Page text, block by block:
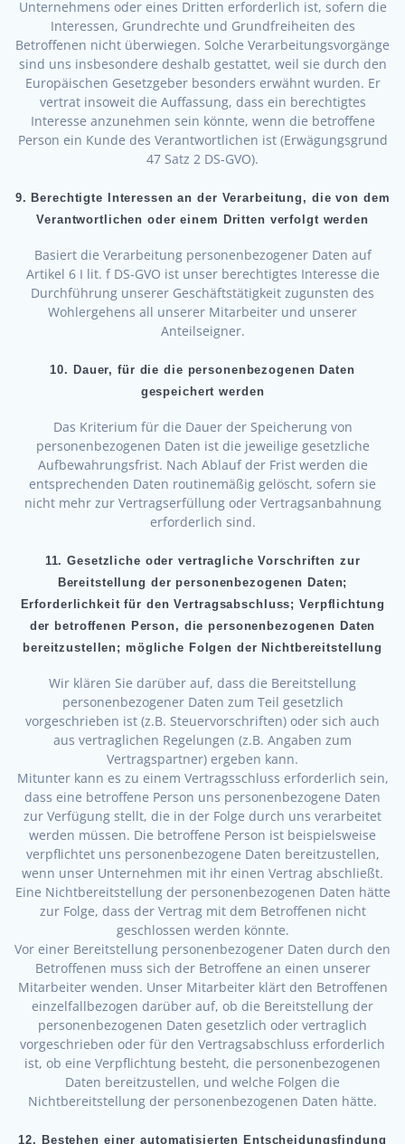
Unternehmens oder eines Dritten erforderlich ist, sofern die
Interessen, Grundrechte und Grundfreiheiten des
Betroffenen nicht überwiegen. Solche Verarbeitungsvorgänge
sind uns insbesondere deshalb gestattet, weil sie durch den
Europäischen Gesetzgeber besonders erwähnt wurden. Er
vertrat insoweit die Auffassung, dass ein berechtigtes
Interesse anzunehmen sein könnte, wenn die betroffene
Person ein Kunde des Verantwortlichen ist (Erwägungsgrund
47 Satz 2 DS-GVO).
9. Berechtigte Interessen an der Verarbeitung, die von dem
Verantwortlichen oder einem Dritten verfolgt werden
Basiert die Verarbeitung personenbezogener Daten auf
Artikel 6 I lit. f DS-GVO ist unser berechtigtes Interesse die
Durchführung unserer Geschäftstätigkeit zugunsten des
Wohlergehens all unserer Mitarbeiter und unserer
Anteilseigner.
10. Dauer, für die die personenbezogenen Daten
gespeichert werden
Das Kriterium für die Dauer der Speicherung von
personenbezogenen Daten ist die jeweilige gesetzliche
Aufbewahrungsfrist. Nach Ablauf der Frist werden die
entsprechenden Daten routinemäßig gelöscht, sofern sie
nicht mehr zur Vertragserfüllung oder Vertragsanbahnung
erforderlich sind.
11. Gesetzliche oder vertragliche Vorschriften zur
Bereitstellung der personenbezogenen Daten;
Erforderlichkeit für den Vertragsabschluss; Verpflichtung
der betroffenen Person, die personenbezogenen Daten
bereitzustellen; mögliche Folgen der Nichtbereitstellung
Wir klären Sie darüber auf, dass die Bereitstellung
personenbezogener Daten zum Teil gesetzlich
vorgeschrieben ist (z.B. Steuervorschriften) oder sich auch
aus vertraglichen Regelungen (z.B. Angaben zum
Vertragspartner) ergeben kann.
Mitunter kann es zu einem Vertragsschluss erforderlich sein,
dass eine betroffene Person uns personenbezogene Daten
zur Verfügung stellt, die in der Folge durch uns verarbeitet
werden müssen. Die betroffene Person ist beispielsweise
verpflichtet uns personenbezogene Daten bereitzustellen,
wenn unser Unternehmen mit ihr einen Vertrag abschließt.
Eine Nichtbereitstellung der personenbezogenen Daten hätte
zur Folge, dass der Vertrag mit dem Betroffenen nicht
geschlossen werden könnte.
Vor einer Bereitstellung personenbezogener Daten durch den
Betroffenen muss sich der Betroffene an einen unserer
Mitarbeiter wenden. Unser Mitarbeiter klärt den Betroffenen
einzelfallbezogen darüber auf, ob die Bereitstellung der
personenbezogenen Daten gesetzlich oder vertraglich
vorgeschrieben oder für den Vertragsabschluss erforderlich
ist, ob eine Verpflichtung besteht, die personenbezogenen
Daten bereitzustellen, und welche Folgen die
Nichtbereitstellung der personenbezogenen Daten hätte.
12. Bestehen einer automatisierten Entscheidungsfindung